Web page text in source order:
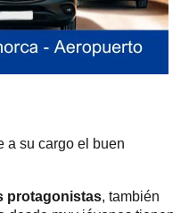
a su cargo el buen
protagonistas, también